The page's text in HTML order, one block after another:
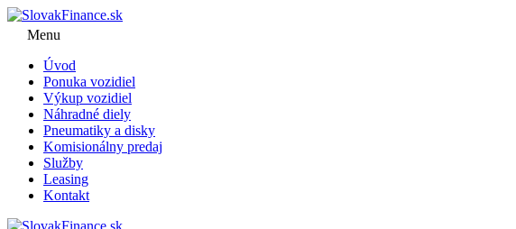
Menu
Úvod
Ponuka vozidiel
Výkup vozidiel
Náhradné diely
Pneumatiky a disky
Komisionálny predaj
Služby
Leasing
Kontakt